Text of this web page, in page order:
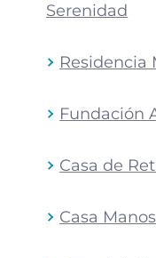
Serenidad
Residencia
Fundación
Casa de
Casa